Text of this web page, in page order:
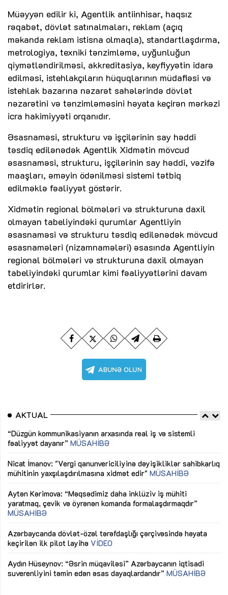
Müəyyən edilir ki, Agentlik antiinhisar, haqsız
rəqabət, dövlət satınalmaları, reklam (açıq
məkanda reklam istisna olmaqla), standartlaşdırma,
metrologiya, texniki tənzimləmə, uyğunluğun
qiymətləndirilməsi, akkreditasiya, keyfiyyətin idarə
edilməsi, istehlakçıların hüquqlarının müdafiəsi və
istehlak bazarına nəzarət sahələrində dövlət
nəzarətini və tənzimləməsini həyata keçirən mərkəzi
icra hakimiyyəti orqanıdır.
Əsasnaməsi, strukturu və işçilərinin say həddi
təsdiq edilənədək Agentlik Xidmətin mövcud
əsasnaməsi, strukturu, işçilərinin say həddi, vəzifə
maaşları, əməyin ödənilməsi sistemi tətbiq
edilməklə fəaliyyət göstərir.
Xidmətin regional bölmələri və strukturuna daxil
olmayan tabeliyindəki qurumlar Agentliyin
əsasnaməsi və strukturu təsdiq edilənədək mövcud
əsasnamələri (nizamnamələri) əsasında Agentliyin
regional bölmələri və strukturuna daxil olmayan
tabeliyindəki qurumlar kimi fəaliyyətlərini davam
etdirirlər.
AKTUAL
“Düzgün kommunikasiyanın arxasında real iş və sistemli
fəaliyyət dayanır” MÜSAHİBƏ
Nicat İmanov: "Vergi qanunvericiliyinə dəyişikliklər sahibkarlıq
mühitinin yaxşılaşdırılmasına xidmət edir" MÜSAHİBƏ
Aytən Kərimova: “Məqsədimiz daha inklüziv iş mühiti
yaratmaq, çevik və öyrənən komanda formalaşdırmaqdır”
MÜSAHİBƏ
Azərbaycanda dövlət-özəl tərəfdaşlığı çərçivəsində həyata
keçirilən ilk pilot layihə VİDEO
Aydın Hüseynov: “Əsrin müqaviləsi” Azərbaycanın iqtisadi
suverenliyini təmin edən əsas dayaqlardandır” MÜSAHİBƏ